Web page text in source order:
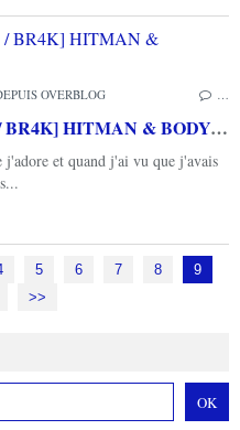
OVERBLOG
[REVUE CINEMA BLU-RAY / BR4K] HITMAN & BODYGUARD 1 et 2
et quand j'ai vu que j'avais
5 6 7 8
9
>>